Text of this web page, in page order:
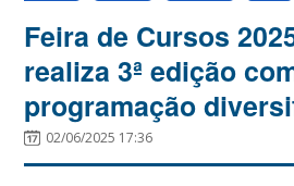
Feira de Cursos
realiza 3ª edição
programação
02/06/2025 17:36